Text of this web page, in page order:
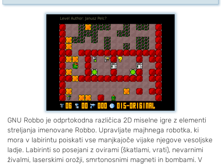
GNU Robbo je odprtokodna različica 2D miselne igre z elementi
streljanja imenovane Robbo. Upravljate majhnega robotka, ki
mora v labirintu poiskati vse manjkajoče vijake njegove vesoljske
ladje. Labirinti so posejani z ovirami (škatlami, vrati), nevarnimi
živalmi, laserskimi orožji, smrtonosnimi magneti in bombami. V